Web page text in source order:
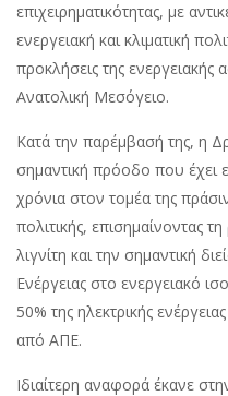
επιχειρηματικότητας, με
ενεργειακή και κλιματική
προκλήσεις της
Ανατολική Μεσόγειο.
Κατά την παρέμβασή της, η
σημαντική πρόοδο που έχει
χρόνια στον τομέα της
πολιτικής, επισημαίνοντας
λιγνίτη και την σημαντική
Ενέργειας στο ενεργειακό
50% της ηλεκτρικής
από ΑΠΕ.
Ιδιαίτερη αναφορά έκανε